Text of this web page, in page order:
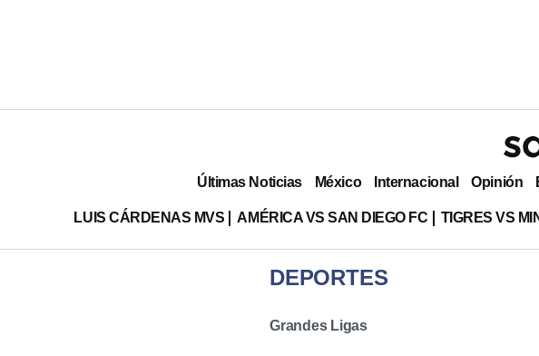
Últimas Noticias México Internacional Opinión
LUIS CÁRDENAS MVS AMÉRICA VS SAN DIEGO FC TIGRES VS
DEPORTES
Grandes Ligas